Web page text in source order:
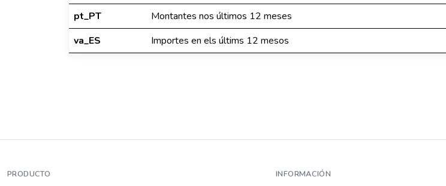
pt_PT
Montantes nos últimos 12 meses
va_ES
Importes en els últims 12 mesos
PRODUCTO INFORMACIÓN